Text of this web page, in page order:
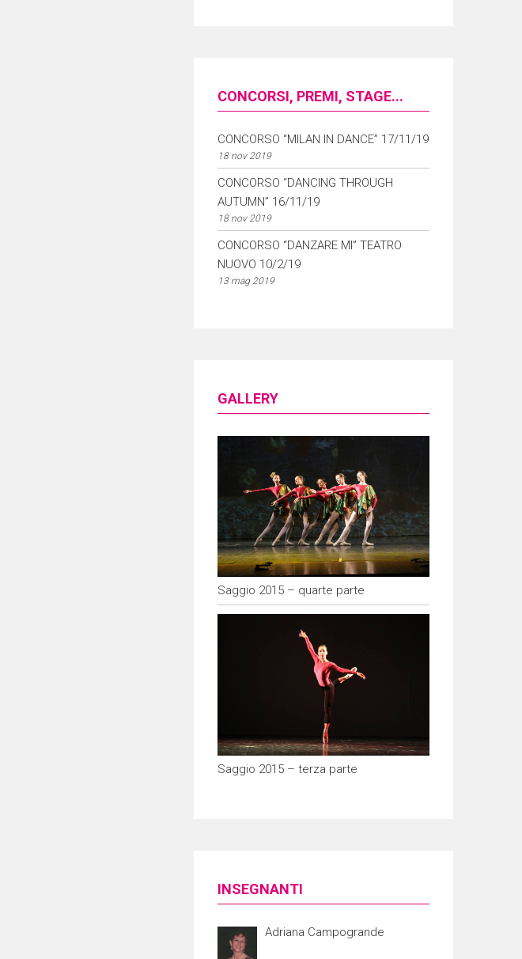
CONCORSI, PREMI, STAGE...
CONCORSO “MILAN IN DANCE” 17/11/19
18 nov 2019
CONCORSO “DANCING THROUGH
AUTUMN” 16/11/19
18 nov 2019
CONCORSO “DANZARE MI” TEATRO
NUOVO 10/2/19
13 mag 2019
GALLERY
Saggio 2015 – quarte parte
Saggio 2015 – terza parte
INSEGNANTI
Adriana Campogrande